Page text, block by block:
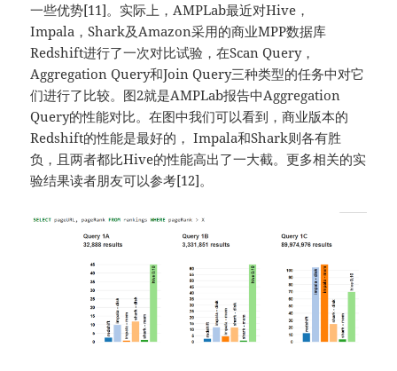
一些优势[11]。实际上，AMPLab最近对Hive，
Impala，Shark及Amazon采用的商业MPP数据库
Redshift进行了一次对比试验，在Scan Query，
Aggregation Query和Join Query三种类型的任务中对它
们进行了比较。图2就是AMPLab报告中Aggregation
Query的性能对比。在图中我们可以看到，商业版本的
Redshift的性能是最好的， Impala和Shark则各有胜
负，且两者都比Hive的性能高出了一大截。更多相关的实
验结果读者朋友可以参考[12]。